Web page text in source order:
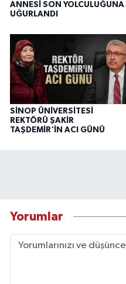
ANNESİ SON YOLCULUĞUNA
UĞURLANDI
SİNOP ÜNİVERSİTESİ
REKTÖRÜ ŞAKİR
TAŞDEMİR'İN ACI GÜNÜ
Yorumlar